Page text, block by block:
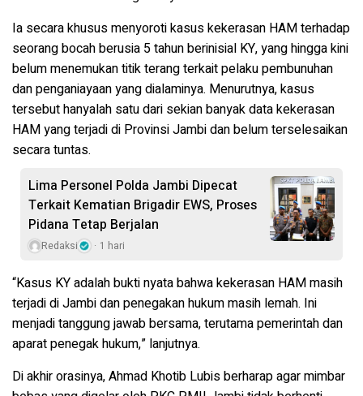
Ia secara khusus menyoroti kasus kekerasan HAM terhadap
seorang bocah berusia 5 tahun berinisial KY, yang hingga kini
belum menemukan titik terang terkait pelaku pembunuhan
dan penganiayaan yang dialaminya. Menurutnya, kasus
tersebut hanyalah satu dari sekian banyak data kekerasan
HAM yang terjadi di Provinsi Jambi dan belum terselesaikan
secara tuntas.
Lima Personel Polda Jambi Dipecat
Terkait Kematian Brigadir EWS, Proses
Pidana Tetap Berjalan
Redaksi 1 hari
“Kasus KY adalah bukti nyata bahwa kekerasan HAM masih
terjadi di Jambi dan penegakan hukum masih lemah. Ini
menjadi tanggung jawab bersama, terutama pemerintah dan
aparat penegak hukum,” lanjutnya.
Di akhir orasinya, Ahmad Khotib Lubis berharap agar mimbar